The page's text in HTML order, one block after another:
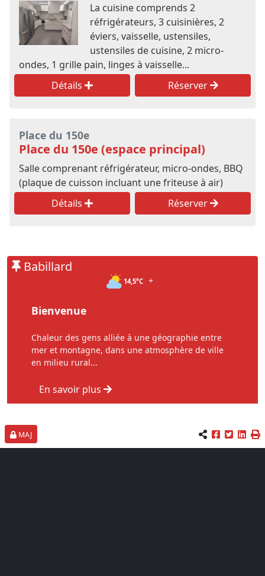
La cuisine comprends 2
réfrigérateurs, 3 cuisinières, 2
éviers, vaisselle, ustensiles,
ustensiles de cuisine, 2 micro-
ondes, 1 grille pain, linges à vaisselle...
Détails
Réserver
Place du 150e
Place du 150e (espace principal)
Salle comprenant réfrigérateur, micro-ondes, BBQ
(plaque de cuisson incluant une friteuse à air)
Détails
Réserver
Babillard
14,5°C +
Bienvenue
Chaleur des gens alliée à une géographie entre
mer et montagne, dans une atmosphère de ville
en milieu rural...
En savoir plus
MAJ